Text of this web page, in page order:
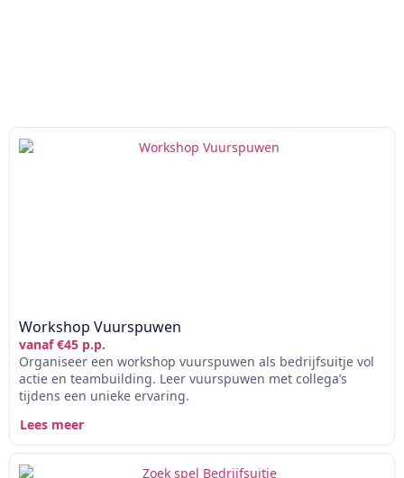
Workshop Vuurspuwen
vanaf €45 p.p.
Organiseer een workshop vuurspuwen als bedrijfsuitje vol
actie en teambuilding. Leer vuurspuwen met collega’s
tijdens een unieke ervaring.
Lees meer